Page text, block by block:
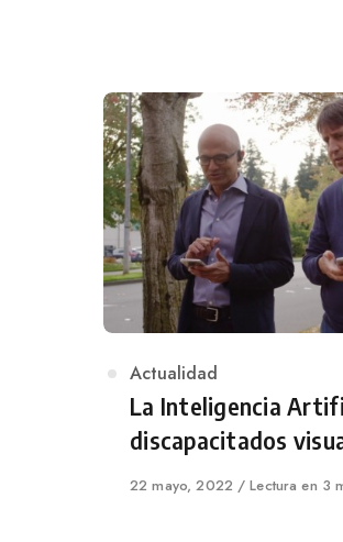
Category
Actualidad
La Inteligencia
discapacitados
Published
22 mayo, 2022 Lectura en 3